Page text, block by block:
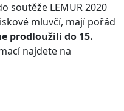
soutěže LEMUR 2020
mluvčí, mají pořád
prodloužili do 15.
najdete na